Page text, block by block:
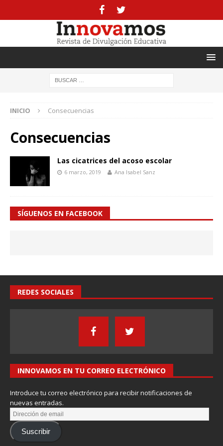
INICIO Consecuencias
Consecuencias
Las cicatrices del acoso escolar
6 marzo, 2019 Ana Isabel Sanz
SÍGUENOS EN FACEBOOK
REDES SOCIALES
INNOVAMOS EN TU CORREO ELECTRÓNICO
Introduce tu correo electrónico para recibir notificaciones de
nuevas entradas.
Suscribir